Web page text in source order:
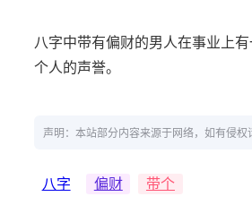
八字中带有偏财的男人在事业上
个人的声誉。
声明：本站部分内容来源于网络，如有侵权
八字 偏财 带个